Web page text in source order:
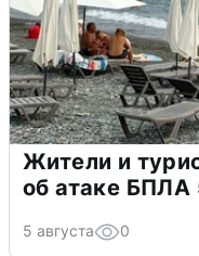
Жители и
об атаке БПЛА
5 августа 0